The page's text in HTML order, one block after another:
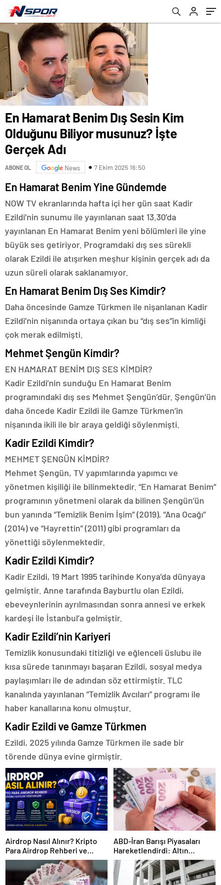
En Hamarat Benim Dış Sesin Kim
Olduğunu Biliyor musunuz? İşte
Gerçek Adı
ABONE OL News 7 Ekim 2025 16:50
En Hamarat Benim Yine Gündemde
NOW TV ekranlarında hafta içi her gün saat Kadir
Ezildi’nin sunumu ile yayınlanan saat 13.30’da
yayınlanan En Hamarat Benim yeni bölümleri ile yine
büyük ses getiriyor. Programdaki dış ses sürekli
olarak Ezildi ile atışırken meşhur kişinin gerçek adı da
uzun süreli olarak saklanamıyor.
En Hamarat Benim Dış Ses Kimdir?
Daha öncesinde Gamze Türkmen ile nişanlanan Kadir
Ezildi’nin nişanında ortaya çıkan bu “dış ses”in kimliği
çok merak edilmişti.
Mehmet Şengün Kimdir?
EN HAMARAT BENİM DIŞ SES KİMDİR?
Kadir Ezildi’nin sunduğu En Hamarat Benim
programındaki dış ses Mehmet Şengün’dür. Şengün’ün
daha öncede Kadir Ezildi ile Gamze Türkmen’in
nişanında ikili ile bir araya geldiği söylenmişti.
Kadir Ezildi Kimdir?
MEHMET ŞENGÜN KİMDİR?
Mehmet Şengün, TV yapımlarında yapımcı ve
yönetmen kişiliği ile bilinmektedir. “En Hamarat Benim”
programının yönetmeni olarak da bilinen Şengün’ün
bun yanında “Temizlik Benim İşim” (2019), “Ana Ocağı”
(2014) ve “Hayrettin” (2011) gibi programları da
yönettiği söylenmektedir.
Kadir Ezildi Kimdir?
Kadir Ezildi, 19 Mart 1995 tarihinde Konya’da dünyaya
gelmiştir. Anne tarafında Bayburtlu olan Ezildi,
ebeveynlerinin ayrılmasından sonra annesi ve erkek
kardeşi ile İstanbul’a gelmiştir.
Kadir Ezildi’nin Kariyeri
Temizlik konusundaki titizliği ve eğlenceli üslubu ile
kısa sürede tanınmayı başaran Ezildi, sosyal medya
paylaşımları ile de adından söz ettirmiştir. TLC
kanalında yayınlanan “Temizlik Avcıları” programı ile
haber kanallarına konu olmuştur.
Kadir Ezildi ve Gamze Türkmen
Ezildi, 2025 yılında Gamze Türkmen ile sade bir
törende dünya evine girmiştir.
Airdrop Nasıl Alınır? Kripto
Para Airdrop Rehberi ve
Güvenli Katılım Yöntemleri
ABD-İran Barışı Piyasaları
Hareketlendirdi: Altın
Zirveye Çıkarken Petrol
Geriledi